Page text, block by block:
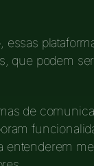
essas
que podem
de
entenderem